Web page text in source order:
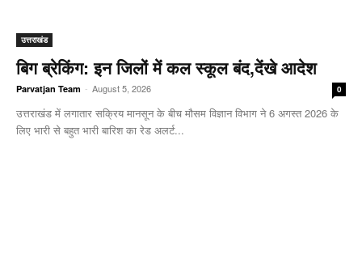
उत्तराखंड
बिग ब्रेकिंग: इन जिलों में कल स्कूल बंद,देंखे आदेश
Parvatjan Team - August 5, 2026 0
उत्तराखंड में लगातार सक्रिय मानसून के बीच मौसम विज्ञान विभाग ने 6 अगस्त 2026 के
लिए भारी से बहुत भारी बारिश का रेड अलर्ट...